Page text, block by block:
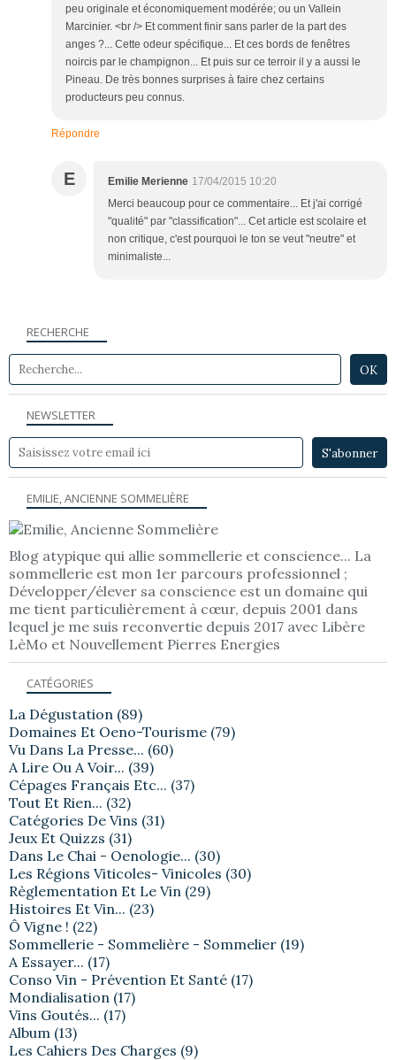
peu originale et économiquement modérée; ou un Vallein
Marcinier. <br /> Et comment finir sans parler de la part des
anges ?... Cette odeur spécifique... Et ces bords de fenêtres
noircis par le champignon... Et puis sur ce terroir il y a aussi le
Pineau. De très bonnes surprises à faire chez certains
producteurs peu connus.
Répondre
E Emilie Merienne 17/04/2015 10:20
Merci beaucoup pour ce commentaire... Et j'ai corrigé
"qualité" par "classification"... Cet article est scolaire et
non critique, c'est pourquoi le ton se veut "neutre" et
minimaliste...
NEWSLETTER
RECHERCHE
EMILIE, ANCIENNE SOMMELIÈRE
Blog atypique qui allie sommellerie et conscience... La
sommellerie est mon 1er parcours professionnel ;
Développer/élever sa conscience est un domaine qui
me tient particulièrement à cœur, depuis 2001 dans
lequel je me suis reconvertie depuis 2017 avec Libère
LèMo et Nouvellement Pierres Energies
CATÉGORIES
La Dégustation (89)
Domaines Et Oeno-Tourisme (79)
Vu Dans La Presse... (60)
A Lire Ou A Voir... (39)
Cépages Français Etc... (37)
Tout Et Rien... (32)
Catégories De Vins (31)
Jeux Et Quizzs (31)
Dans Le Chai - Oenologie... (30)
Les Régions Viticoles- Vinicoles (30)
Règlementation Et Le Vin (29)
Histoires Et Vin... (23)
Ô Vigne ! (22)
Sommellerie - Sommelière - Sommelier (19)
A Essayer... (17)
Conso Vin - Prévention Et Santé (17)
Mondialisation (17)
Vins Goutés... (17)
Album (13)
Les Cahiers Des Charges (9)